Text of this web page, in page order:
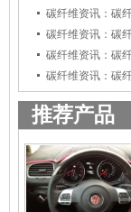
碳纤维资讯：碳
碳纤维资讯：碳
碳纤维资讯：碳
碳纤维资讯：碳
推荐产品